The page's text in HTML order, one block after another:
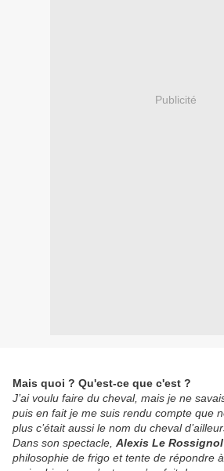
Publicité
Mais quoi ? Qu'est-ce que c'est ?
J’ai voulu faire du cheval, mais je ne
puis en fait je me suis rendu compte que
plus c’était aussi le nom du cheval
Dans son spectacle, Alexis Le Rossignol
philosophie de frigo et tente de répondre